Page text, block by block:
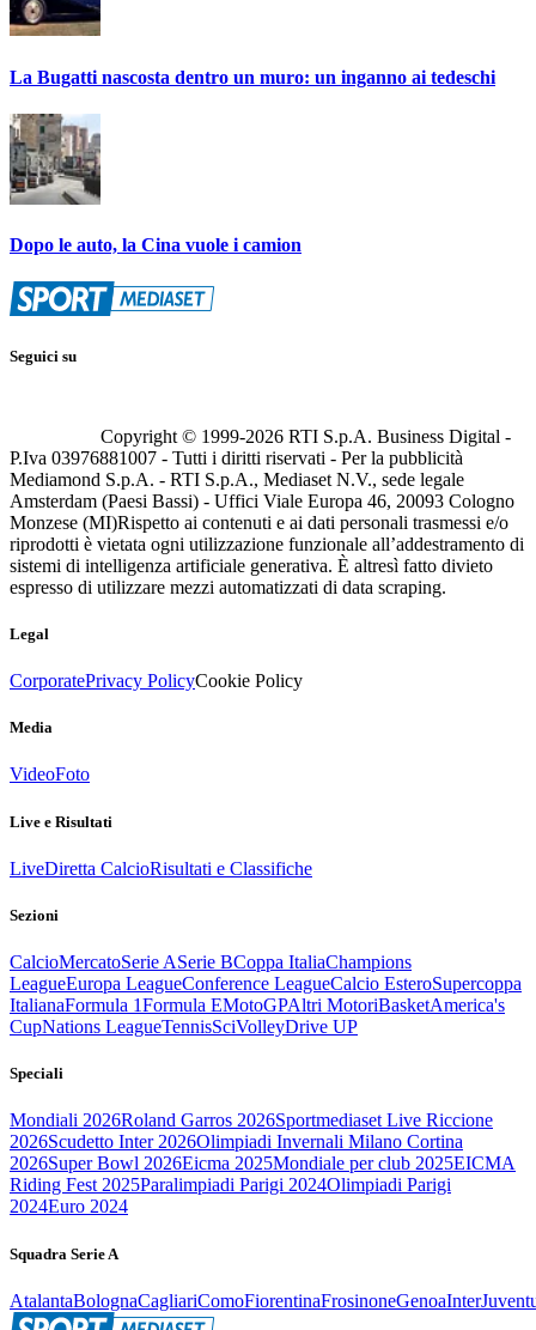
La Bugatti nascosta dentro un muro: un inganno ai tedeschi
Dopo le auto, la Cina vuole i camion
Seguici su
Copyright © 1999-2026 RTI S.p.A. Business Digital -
P.Iva 03976881007 - Tutti i diritti riservati - Per la pubblicità
Mediamond S.p.A. - RTI S.p.A., Mediaset N.V., sede legale
Amsterdam (Paesi Bassi) - Uffici Viale Europa 46, 20093 Cologno
Monzese (MI)Rispetto ai contenuti e ai dati personali trasmessi e/o
riprodotti è vietata ogni utilizzazione funzionale all’addestramento di
sistemi di intelligenza artificiale generativa. È altresì fatto divieto
espresso di utilizzare mezzi automatizzati di data scraping.
Legal
CorporatePrivacy PolicyCookie Policy
Media
VideoFoto
Live e Risultati
LiveDiretta CalcioRisultati e Classifiche
Sezioni
CalcioMercatoSerie ASerie BCoppa ItaliaChampions
LeagueEuropa LeagueConference LeagueCalcio EsteroSupercoppa
ItalianaFormula 1Formula EMotoGPAltri MotoriBasketAmerica's
CupNations LeagueTennisSciVolleyDrive UP
Speciali
Mondiali 2026Roland Garros 2026Sportmediaset Live Riccione
2026Scudetto Inter 2026Olimpiadi Invernali Milano Cortina
2026Super Bowl 2026Eicma 2025Mondiale per club 2025EICMA
Riding Fest 2025Paralimpiadi Parigi 2024Olimpiadi Parigi
2024Euro 2024
Squadra Serie A
AtalantaBolognaCagliariComoFiorentinaFrosinoneGenoaInter